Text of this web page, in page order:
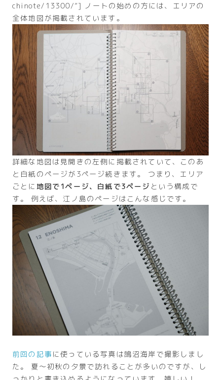
chinote/13300/”] ノートの始めの方には、エリアの
全体地図が掲載されています。
詳細な地図は見開きの左側に掲載されていて、このあ
と白紙のページが3ページ続きます。 つまり、エリア
ごとに地図で1ページ、白紙で3ページ という構成で
す。 例えば、江ノ島のページはこんな感じです。
前回の記事に使っている写真は鵠沼海岸で撮影しまし
た。 夏～初秋の夕景で訪れることが多いのですが、し